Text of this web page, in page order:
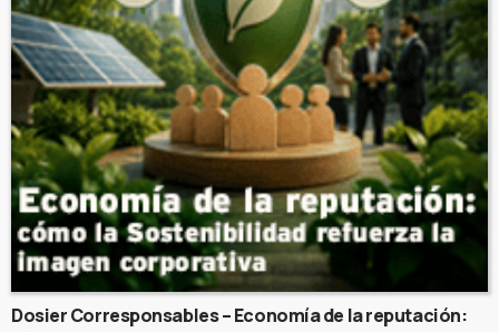
Dosier Corresponsables – Economía de la reputación: